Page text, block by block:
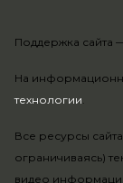
На
технологии.
Все ресурсы
ограничиваясь)
видео
Поддержка сайта